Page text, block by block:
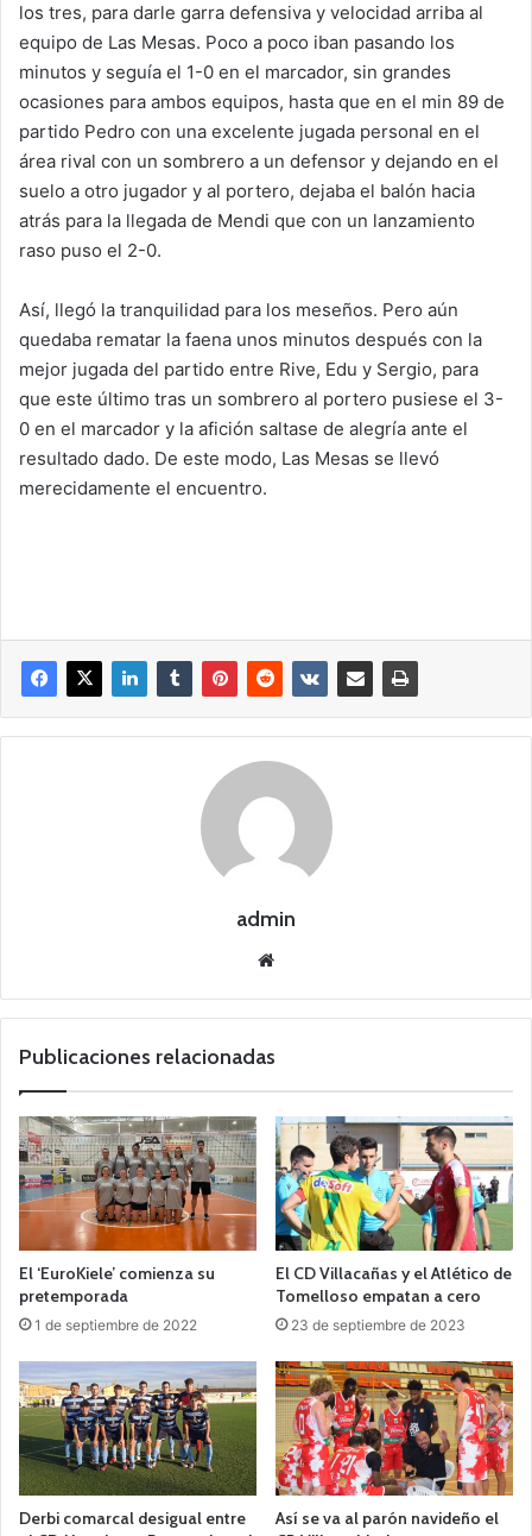
los tres, para darle garra defensiva y velocidad arriba al
equipo de Las Mesas. Poco a poco iban pasando los
minutos y seguía el 1-0 en el marcador, sin grandes
ocasiones para ambos equipos, hasta que en el min 89 de
partido Pedro con una excelente jugada personal en el
área rival con un sombrero a un defensor y dejando en el
suelo a otro jugador y al portero, dejaba el balón hacia
atrás para la llegada de Mendi que con un lanzamiento
raso puso el 2-0.
Así, llegó la tranquilidad para los meseños. Pero aún
quedaba rematar la faena unos minutos después con la
mejor jugada del partido entre Rive, Edu y Sergio, para
que este último tras un sombrero al portero pusiese el 3-
0 en el marcador y la afición saltase de alegría ante el
resultado dado. De este modo, Las Mesas se llevó
merecidamente el encuentro.
admin
we
Publicaciones relacionadas
El ‘EuroKiele’ comienza su
pretemporada
1 de septiembre de 2022
El CD Villacañas y el Atlético de
Tomelloso empatan a cero
23 de septiembre de 2023
Derbi comarcal desigual entre
Así se va al parón navideño el